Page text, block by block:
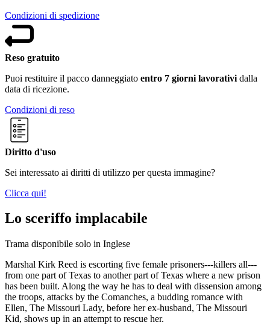
Condizioni di spedizione
Reso gratuito
Puoi restituire il pacco danneggiato entro 7 giorni lavorativi dalla
data di ricezione.
Condizioni di reso
Diritto d'uso
Sei interessato ai diritti di utilizzo per questa immagine?
Clicca qui!
Lo sceriffo implacabile
Trama disponibile solo in Inglese
Marshal Kirk Reed is escorting five female prisoners---killers all---
from one part of Texas to another part of Texas where a new prison
has been built. Along the way he has to deal with dissension among
the troops, attacks by the Comanches, a budding romance with
Ellen, The Missouri Lady, before her ex-husband, The Missouri
Kid, shows up in an attempt to rescue her.